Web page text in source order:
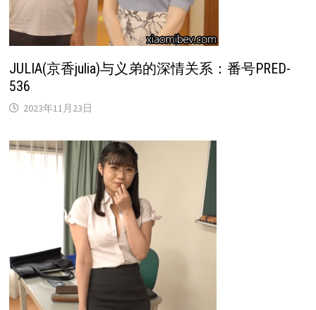
JULIA(京香julia)与义弟的深情关系：番号PRED-
536
2023年11月23日